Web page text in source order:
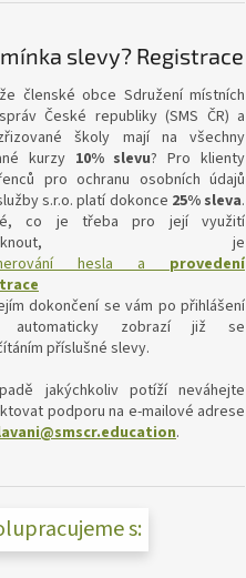
slevy? Registrace
členské obce Sdružení místních
České republiky (SMS ČR) a
školy mají na všechny
kurzy 10% slevu? Pro klienty
pro ochranu osobních údajů
s.r.o. platí dokonce 25% sleva.
co je třeba pro její využití
je
hesla aprovedení
dokončení se vám po přihlášení
automaticky zobrazí již se
příslušné slevy.
jakýchkoliv potíží neváhejte
podporu na e-mailové adrese
.
s: